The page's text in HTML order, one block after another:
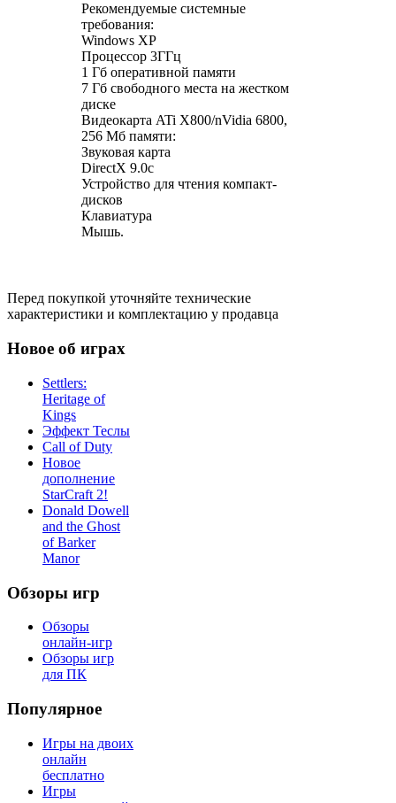
Рекомендуемые системные
требования:
Windows XP
Процессор 3ГГц
1 Гб оперативной памяти
7 Гб свободного места на жестком
диске
Видеокарта ATi Х800/nVidia 6800,
256 Мб памяти:
Звуковая карта
DirectX 9.0c
Устройство для чтения компакт-
дисков
Клавиатура
Мышь.
Перед покупкой уточняйте технические
характеристики и комплектацию у продавца
Новое об играх
Settlers:
Heritage of
Kings
Эффект Теслы
Call of Duty
Новое
дополнение
StarCraft 2!
Donald Dowell
and the Ghost
of Barker
Manor
Обзоры игр
Обзоры
онлайн-игр
Обзоры игр
для ПК
Популярное
Игры на двоих
онлайн
бесплатно
Игры